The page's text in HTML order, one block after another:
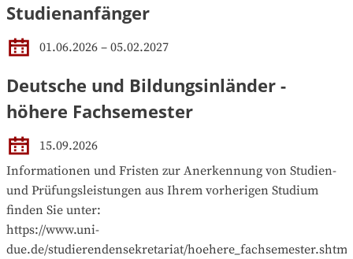
Studienanfänger
01.06.2026 – 05.02.2027
Deutsche und Bildungsinländer -
höhere Fachsemester
15.09.2026
Informationen und Fristen zur Anerkennung von Studien-
und Prüfungsleistungen aus Ihrem vorherigen Studium
finden Sie unter:
https://www.uni-
due.de/studierendensekretariat/hoehere_fachsemester.shtml